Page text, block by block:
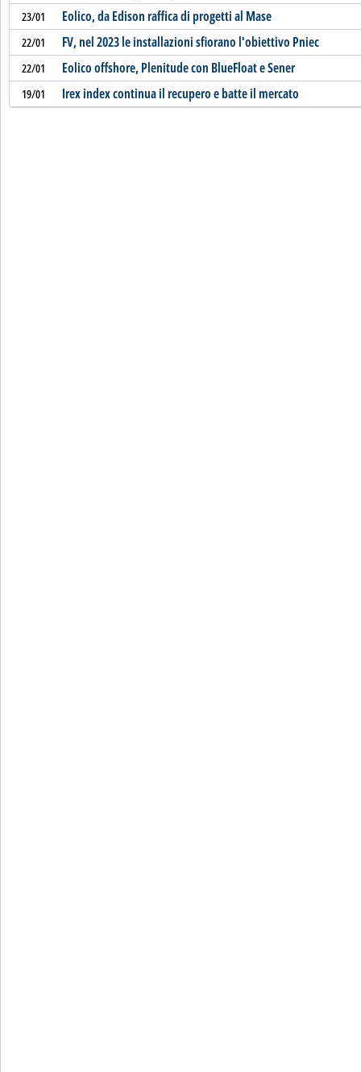
23/01 Eolico, da Edison raffica di progetti al Mase
22/01 FV, nel 2023 le installazioni sfiorano l'obiettivo Pniec
22/01 Eolico offshore, Plenitude con BlueFloat e Sener
19/01 Irex index continua il recupero e batte il mercato